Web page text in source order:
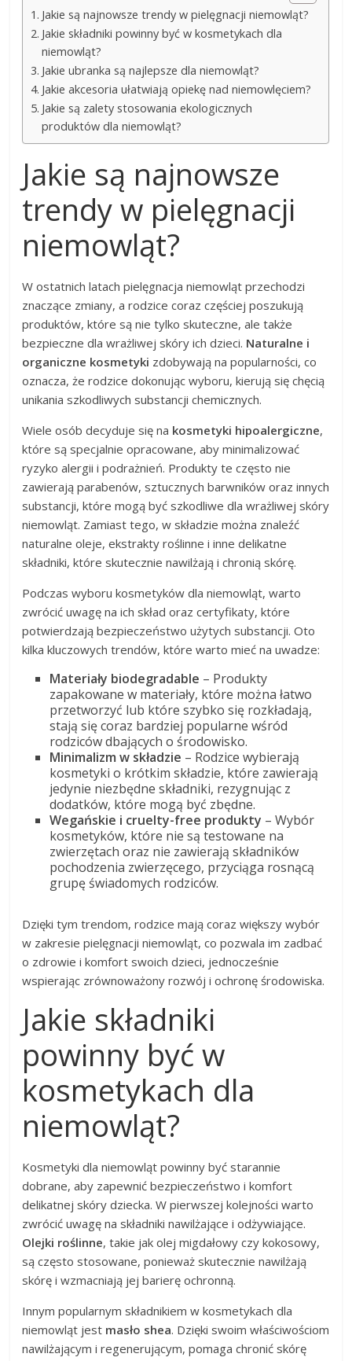
Jakie są najnowsze trendy w pielęgnacji niemowląt?
Jakie składniki powinny być w kosmetykach dla
niemowląt?
Jakie ubranka są najlepsze dla niemowląt?
Jakie akcesoria ułatwiają opiekę nad niemowlęciem?
Jakie są zalety stosowania ekologicznych
produktów dla niemowląt?
Jakie są najnowsze
trendy w pielęgnacji
niemowląt?
W ostatnich latach pielęgnacja niemowląt przechodzi
znaczące zmiany, a rodzice coraz częściej poszukują
produktów, które są nie tylko skuteczne, ale także
bezpieczne dla wrażliwej skóry ich dzieci. Naturalne i
organiczne kosmetyki zdobywają na popularności, co
oznacza, że rodzice dokonując wyboru, kierują się chęcią
unikania szkodliwych substancji chemicznych.
Wiele osób decyduje się na kosmetyki hipoalergiczne,
które są specjalnie opracowane, aby minimalizować
ryzyko alergii i podrażnień. Produkty te często nie
zawierają parabenów, sztucznych barwników oraz innych
substancji, które mogą być szkodliwe dla wrażliwej skóry
niemowląt. Zamiast tego, w składzie można znaleźć
naturalne oleje, ekstrakty roślinne i inne delikatne
składniki, które skutecznie nawilżają i chronią skórę.
Podczas wyboru kosmetyków dla niemowląt, warto
zwrócić uwagę na ich skład oraz certyfikaty, które
potwierdzają bezpieczeństwo użytych substancji. Oto
kilka kluczowych trendów, które warto mieć na uwadze:
Materiały biodegradable – Produkty
zapakowane w materiały, które można łatwo
przetworzyć lub które szybko się rozkładają,
stają się coraz bardziej popularne wśród
rodziców dbających o środowisko.
Minimalizm w składzie – Rodzice wybierają
kosmetyki o krótkim składzie, które zawierają
jedynie niezbędne składniki, rezygnując z
dodatków, które mogą być zbędne.
Wegańskie i cruelty-free produkty – Wybór
kosmetyków, które nie są testowane na
zwierzętach oraz nie zawierają składników
pochodzenia zwierzęcego, przyciąga rosnącą
grupę świadomych rodziców.
Dzięki tym trendom, rodzice mają coraz większy wybór
w zakresie pielęgnacji niemowląt, co pozwala im zadbać
o zdrowie i komfort swoich dzieci, jednocześnie
wspierając zrównoważony rozwój i ochronę środowiska.
Jakie składniki
powinny być w
kosmetykach dla
niemowląt?
Kosmetyki dla niemowląt powinny być starannie
dobrane, aby zapewnić bezpieczeństwo i komfort
delikatnej skóry dziecka. W pierwszej kolejności warto
zwrócić uwagę na składniki nawilżające i odżywiające.
Olejki roślinne, takie jak olej migdałowy czy kokosowy,
są często stosowane, ponieważ skutecznie nawilżają
skórę i wzmacniają jej barierę ochronną.
Innym popularnym składnikiem w kosmetykach dla
niemowląt jest masło shea. Dzięki swoim właściwościom
nawilżającym i regenerującym, pomaga chronić skórę